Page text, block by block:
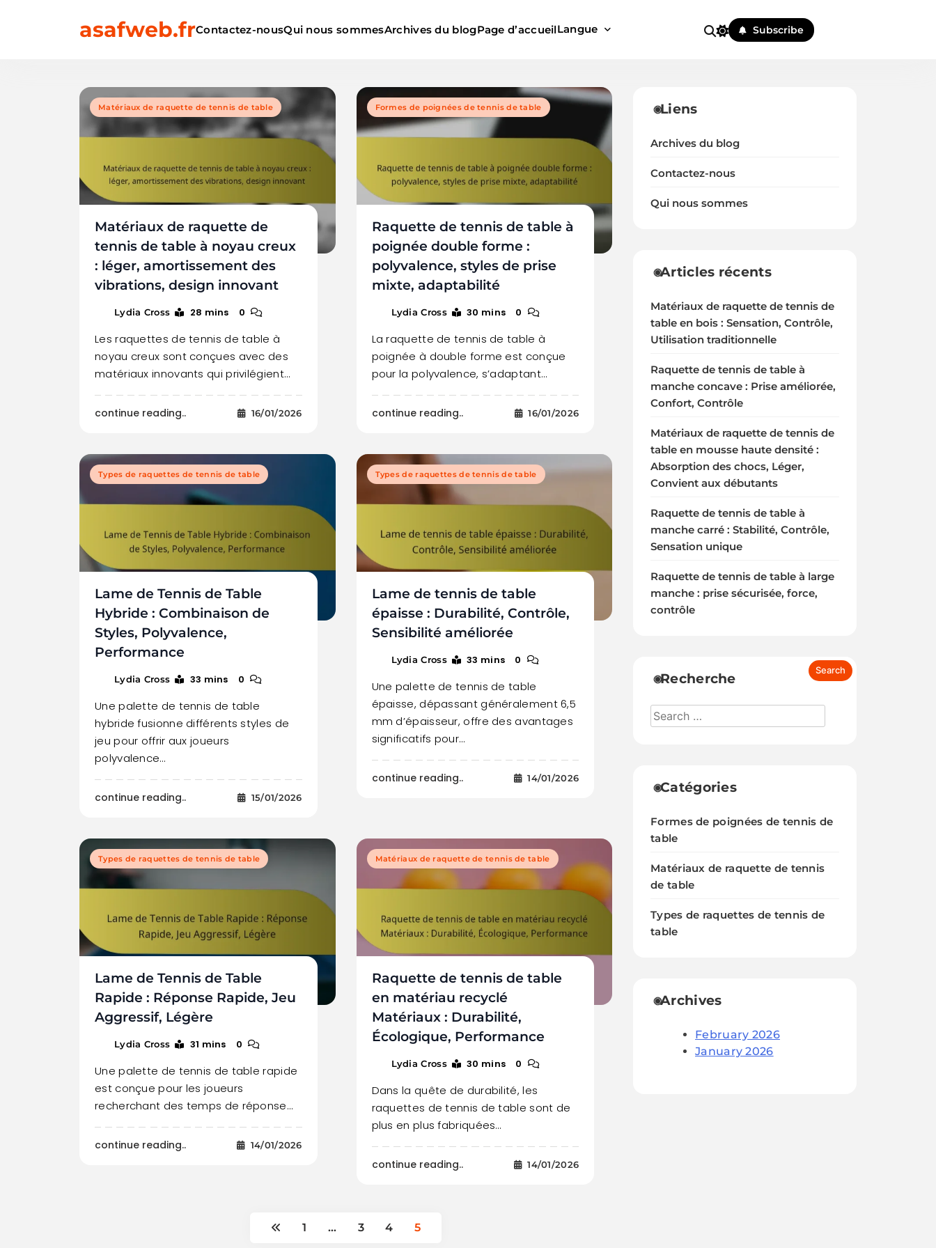
asafweb.frContactez-nousQui nous sommesArchives du blogPage d’accueilLangue Subscribe
Matériaux de raquette de tennis de table
Matériaux de raquette de
tennis de table à noyau creux
: léger, amortissement des
vibrations, design innovant
Lydia Cross 28 mins 0
Les raquettes de tennis de table à
noyau creux sont conçues avec des
matériaux innovants qui privilégient…
continue reading.. 16/01/2026
Formes de poignées de tennis de table
Raquette de tennis de table à
poignée double forme :
polyvalence, styles de prise
mixte, adaptabilité
Lydia Cross 30 mins 0
La raquette de tennis de table à
poignée à double forme est conçue
pour la polyvalence, s’adaptant…
continue reading.. 16/01/2026
Types de raquettes de tennis de table
Lame de Tennis de Table
Hybride : Combinaison de
Styles, Polyvalence,
Performance
Lydia Cross 33 mins 0
Une palette de tennis de table
hybride fusionne différents styles de
jeu pour offrir aux joueurs
polyvalence…
continue reading.. 15/01/2026
Types de raquettes de tennis de table
Lame de tennis de table
épaisse : Durabilité, Contrôle,
Sensibilité améliorée
Lydia Cross 33 mins 0
Une palette de tennis de table
épaisse, dépassant généralement 6,5
mm d’épaisseur, offre des avantages
significatifs pour…
continue reading.. 14/01/2026
Types de raquettes de tennis de table
Lame de Tennis de Table
Rapide : Réponse Rapide, Jeu
Aggressif, Légère
Lydia Cross 31 mins 0
Une palette de tennis de table rapide
est conçue pour les joueurs
recherchant des temps de réponse…
continue reading.. 14/01/2026
Matériaux de raquette de tennis de table
Raquette de tennis de table
en matériau recyclé
Matériaux : Durabilité,
Écologique, Performance
Lydia Cross 30 mins 0
Dans la quête de durabilité, les
raquettes de tennis de table sont de
plus en plus fabriquées…
continue reading.. 14/01/2026
1 … 3 4 5
Liens
Archives du blog
Contactez-nous
Qui nous sommes
Articles récents
Matériaux de raquette de tennis de
table en bois : Sensation, Contrôle,
Utilisation traditionnelle
Raquette de tennis de table à
manche concave : Prise améliorée,
Confort, Contrôle
Matériaux de raquette de tennis de
table en mousse haute densité :
Absorption des chocs, Léger,
Convient aux débutants
Raquette de tennis de table à
manche carré : Stabilité, Contrôle,
Sensation unique
Raquette de tennis de table à large
manche : prise sécurisée, force,
contrôle
Recherche
Catégories
Formes de poignées de tennis de
table
Matériaux de raquette de tennis
de table
Types de raquettes de tennis de
table
Archives
February 2026
January 2026